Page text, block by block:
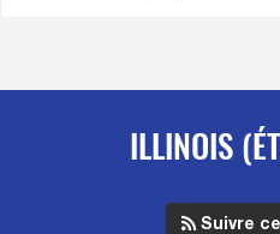
ILLINOIS
Suivre